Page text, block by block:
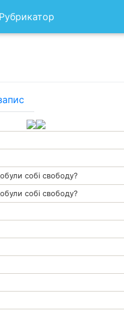
Рубрикатор
собі свободу?
собі свободу?